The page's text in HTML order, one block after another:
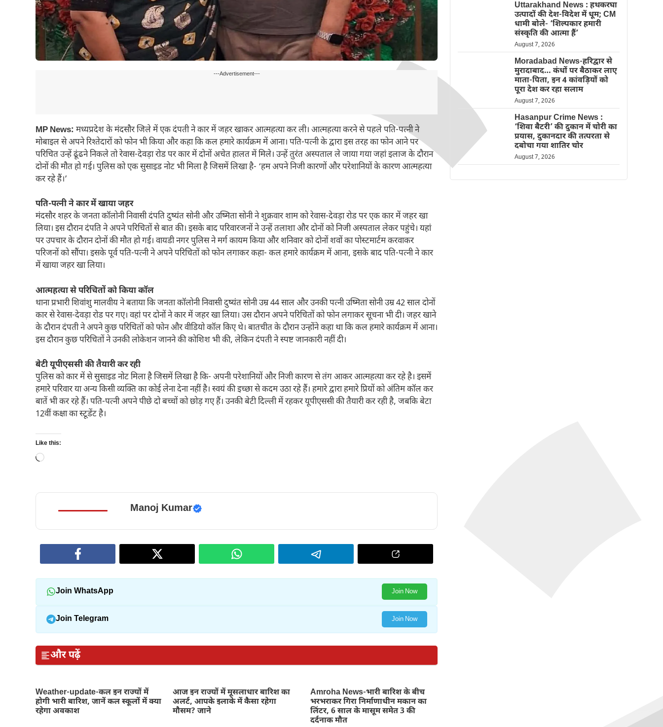
---Advertisement---
MP News: मध्यप्रदेश के मंदसौर जिले में एक दंपती ने कार में जहर खाकर आत्महत्या कर ली। आत्महत्या करने से पहले पति-पत्नी ने
मोबाइल से अपने रिश्तेदारों को फोन भी किया और कहा कि कल हमारे कार्यक्रम में आना। पति-पत्नी के द्वारा इस तरह का फोन आने पर
परिचित उन्हें ढूंढने निकले तो रेवास-देवड़ा रोड पर कार में दोनों अचेत हालत में मिले। उन्हें तुरंत अस्पताल ले जाया गया जहां इलाज के दौरान
दोनों की मौत हो गई। पुलिस को एक सुसाइड नोट भी मिला है जिसमें लिखा है- ‘हम अपने निजी कारणों और परेशानियों के कारण आत्महत्या
कर रहे हैं।’
पति-पत्नी ने कार में खाया जहर
मंदसौर शहर के जनता कॉलोनी निवासी दंपति दुष्यंत सोनी और उष्मिता सोनी ने शुक्रवार शाम को रेवास-देवड़ा रोड पर एक कार में जहर खा
लिया। इस दौरान दंपति ने अपने परिचितों से बात की। इसके बाद परिवारजनों ने उन्हें तलाशा और दोनों को निजी अस्पताल लेकर पहुंचे। यहां
पर उपचार के दौरान दोनों की मौत हो गई। वायडी नगर पुलिस ने मर्ग कायम किया और शनिवार को दोनों शवों का पोस्टमार्टम करवाकर
परिजनों को सौंपा। इसके पूर्व पति-पत्नी ने अपने परिचितों को फोन लगाकर कहा- कल हमारे कार्यक्रम में आना, इसके बाद पति-पत्नी ने कार
में खाया जहर खा लिया।
आत्महत्या से परिचितों को किया कॉल
थाना प्रभारी शिवांशु मालवीय ने बताया कि जनता कॉलोनी निवासी दुष्यंत सोनी उम्र 44 साल और उनकी पत्नी उष्मिता सोनी उम्र 42 साल दोनों
कार से रेवास-देवड़ा रोड पर गए। वहां पर दोनों ने कार में जहर खा लिया। उस दौरान अपने परिचितों को फोन लगाकर सूचना भी दी। जहर खाने
के दौरान दंपती ने अपने कुछ परिचितों को फोन और वीडियो कॉल किए थे। बातचीत के दौरान उन्होंने कहा था कि कल हमारे कार्यक्रम में आना।
इस दौरान कुछ परिचितों ने उनकी लोकेशन जानने की कोशिश भी की, लेकिन दंपती ने स्पष्ट जानकारी नहीं दी।
बेटी यूपीएससी की तैयारी कर रही
पुलिस को कार में से सुसाइड नोट मिला है जिसमें लिखा है कि- अपनी परेशानियों और निजी कारण से तंग आकर आत्महत्या कर रहे है। इसमें
हमारे परिवार या अन्य किसी व्यक्ति का कोई लेना देना नहीं है। स्वयं की इच्छा से कदम उठा रहे हैं। हमारे द्वारा हमारे प्रियों को अंतिम कॉल कर
बातें भी कर रहे हैं। पति-पत्नी अपने पीछे दो बच्चों को छोड़ गए हैं। उनकी बेटी दिल्ली में रहकर यूपीएससी की तैयारी कर रही है, जबकि बेटा
12वीं कक्षा का स्टूडेंट है।
Like this:
Loading…
Manoj Kumar
Join WhatsApp Join Now
Join Telegram Join Now
और पढ़ें
Weather-update-कल इन राज्यों में
होगी भारी बारिश, जानें कल स्कूलों में क्या
रहेगा अवकाश
आज इन राज्यों में मूसलाधार बारिश का
अलर्ट, आपके इलाके में कैसा रहेगा
मौसम? जाने
Amroha News-भारी बारिश के बीच
भरभराकर गिरा निर्माणाधीन मकान का
लिंटर, 6 साल के मासूम समेत 3 की
दर्दनाक मौत
Uttarakhand News : हथकरघा
उत्पादों की देश-विदेश में धूम; CM
धामी बोले- ‘शिल्पकार हमारी
संस्कृति की आत्मा हैं’
August 7, 2026
Moradabad News-हरिद्वार से
मुरादाबाद… कंधों पर बैठाकर लाए
माता-पिता, इन 4 कांवड़ियों को
पूरा देश कर रहा सलाम
August 7, 2026
Hasanpur Crime News :
‘शिवा बैटरी’ की दुकान में चोरी का
प्रयास, दुकानदार की तत्परता से
दबोचा गया शातिर चोर
August 7, 2026